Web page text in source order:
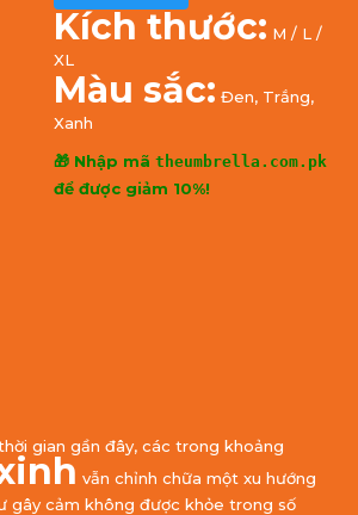
Kích thước: M / L /
XL
Màu sắc: Đen, Trắng,
Xanh
🎁 Nhập mã theumbrella.com.pk
để được giảm 10%!
gian gần đây, các trong khoảng
vẫn chỉnh chữa một xu hướng
gây cảm không được khỏe trong số